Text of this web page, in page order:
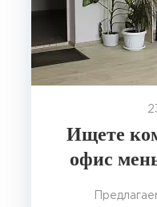
Ищете
офис